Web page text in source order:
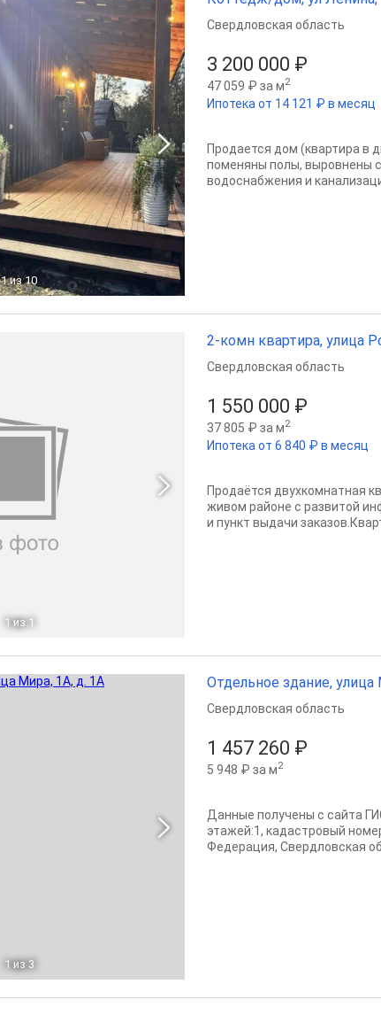
1 из 10
3 200 000 ₽
47 059 ₽ за м2
Ипотека от 14 121 ₽ в месяц
Свердловская область
Продается дом (квартира в
поменяны полы, выровнены
водоснабжения и
1 из 1
2-комн квартира, улица
1 550 000 ₽
37 805 ₽ за м2
Ипотека от 6 840 ₽ в месяц
Свердловская область
Продаётся двухкомнатная
живом районе с развитой
и пункт выдачи
1 из 3
Отдельное здание,
1 457 260 ₽
5 948 ₽ за м2
Свердловская область
Данные получены с сайта
этажей:1, кадастровый
Федерация, Свердловская